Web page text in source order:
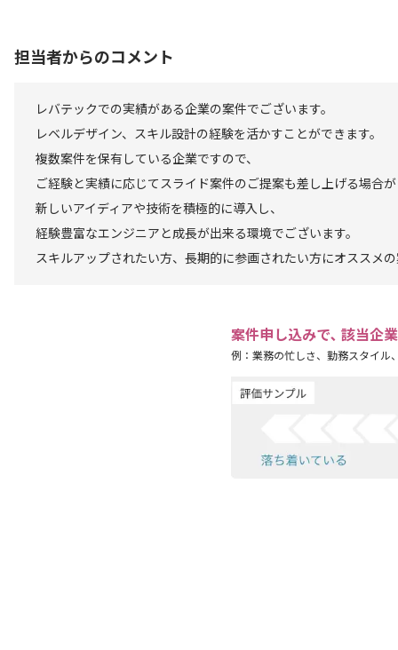
担当者からのコメント
レバテックでの実績がある企業の案件でございます。
レベルデザイン、スキル設計の経験を活かすことができます。
複数案件を保有している企業ですので、
ご経験と実績に応じてスライド案件のご提案も差し上げる場合
新しいアイディアや技術を積極的に導入し、
経験豊富なエンジニアと成長が出来る環境でございます。
スキルアップされたい方、長期的に参画されたい方にオススメ
案件申し込みで､ 該当企
例：業務の忙しさ、勤務スタイル